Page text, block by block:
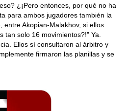
¿¡Pero entonces, por qué no ha
para ambos jugadores también la
entre Akopian-Malakhov, si ellos
tan solo 16 movimientos?!" Ya.
Ellos sí consultaron al árbitro y
firmaron las planillas y se